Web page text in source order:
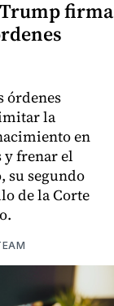
firma
órdenes
la
en
y frenar el
su segundo
de la Corte